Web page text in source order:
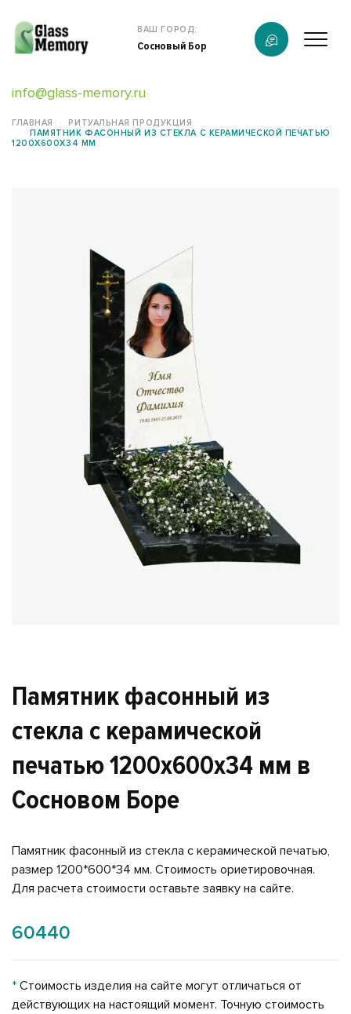
info@glass-memory.ru
ВАШ ГОРОД:
Сосновый Бор
Продукция
Наши работы
информация
Контакты
ГЛАВНАЯ
РИТУАЛЬНАЯ ПРОДУКЦИЯ
ПАМЯТНИК ФАСОННЫЙ ИЗ СТЕКЛА С КЕРАМИЧЕСКОЙ ПЕЧАТЬЮ
1200X600X34 ММ
Памятник фасонный из
стекла с керамической
печатью 1200x600x34 мм в
Сосновом Боре
Памятник фасонный из стекла с керамической печатью,
размер 1200*600*34 мм. Стоимость ориетировочная.
Для расчета стоимости оставьте заявку на сайте.
60440
* Стоимость изделия на сайте могут отличаться от
действующих на настоящий момент. Точную стоимость